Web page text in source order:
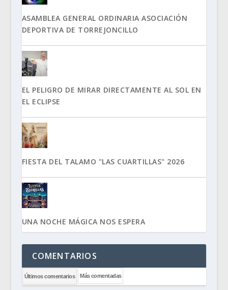
ASAMBLEA GENERAL ORDINARIA ASOCIACIÓN
DEPORTIVA DE TORREJONCILLO
EL PELIGRO DE MIRAR DIRECTAMENTE AL SOL EN
EL ECLIPSE
FIESTA DEL TALAMO "LAS CUARTILLAS" 2026
UNA NOCHE MÁGICA NOS ESPERA
COMENTARIOS
Últimos comentarios Más comentadas